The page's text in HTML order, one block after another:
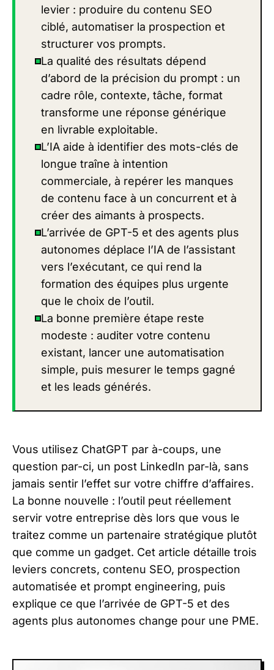
levier : produire du contenu SEO
ciblé, automatiser la prospection et
structurer vos prompts.
La qualité des résultats dépend
d’abord de la précision du prompt : un
cadre rôle, contexte, tâche, format
transforme une réponse générique
en livrable exploitable.
L’IA aide à identifier des mots-clés de
longue traîne à intention
commerciale, à repérer les manques
de contenu face à un concurrent et à
créer des aimants à prospects.
L’arrivée de GPT-5 et des agents plus
autonomes déplace l’IA de l’assistant
vers l’exécutant, ce qui rend la
formation des équipes plus urgente
que le choix de l’outil.
La bonne première étape reste
modeste : auditer votre contenu
existant, lancer une automatisation
simple, puis mesurer le temps gagné
et les leads générés.
Vous utilisez ChatGPT par à-coups, une
question par-ci, un post LinkedIn par-là, sans
jamais sentir l’effet sur votre chiffre d’affaires.
La bonne nouvelle : l’outil peut réellement
servir votre entreprise dès lors que vous le
traitez comme un partenaire stratégique plutôt
que comme un gadget. Cet article détaille trois
leviers concrets, contenu SEO, prospection
automatisée et prompt engineering, puis
explique ce que l’arrivée de GPT-5 et des
agents plus autonomes change pour une PME.